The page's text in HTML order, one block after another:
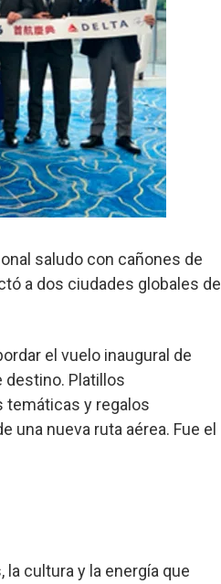
saludo con cañones de
a dos ciudades globales de
el vuelo inaugural de
destino. Platillos
temáticas y regalos
nueva ruta aérea. Fue el
cultura y la energía que